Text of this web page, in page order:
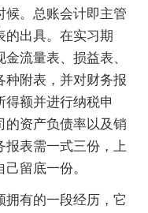
候。总账会计即主管
的出具。在实习期
流量表、损益表、
种附表，并对财务报
得额并进行纳税申
的资产负债率以及销
报表需一式三份，上
留底一份。
拥有的一段经历，它